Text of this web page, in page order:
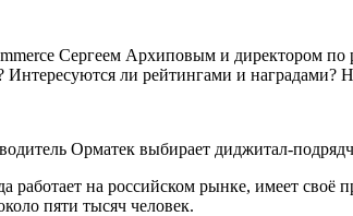
Сергеем Архиповым и директором
Интересуются ли рейтингами и наградами?
работает на российском рынке, имеет своё
пяти тысяч человек.